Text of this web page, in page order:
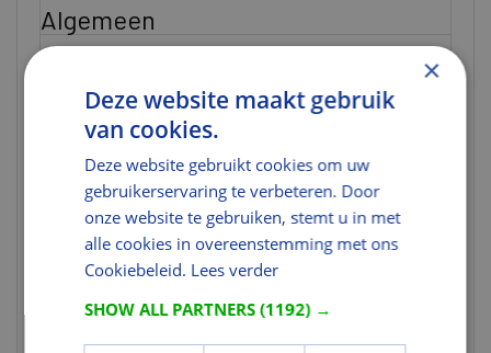
Algemeen
Alternatieve
103122.305
Indelingen
Artikelgroep Tuinhout/Bangkirai
Afmetingen
Lengte (mm)
3050
Breedte
195
×
Deze website maakt gebruik
van cookies.
Deze website gebruikt cookies om uw
gebruikerservaring te verbeteren. Door
onze website te gebruiken, stemt u in met
alle cookies in overeenstemming met ons
Cookiebeleid. Lees verder
SHOW ALL PARTNERS(1192) →